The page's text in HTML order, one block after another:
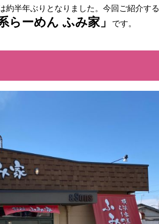
約半年ぶりとなりました。今回ご紹介する
らーめん ふみ家」 です。